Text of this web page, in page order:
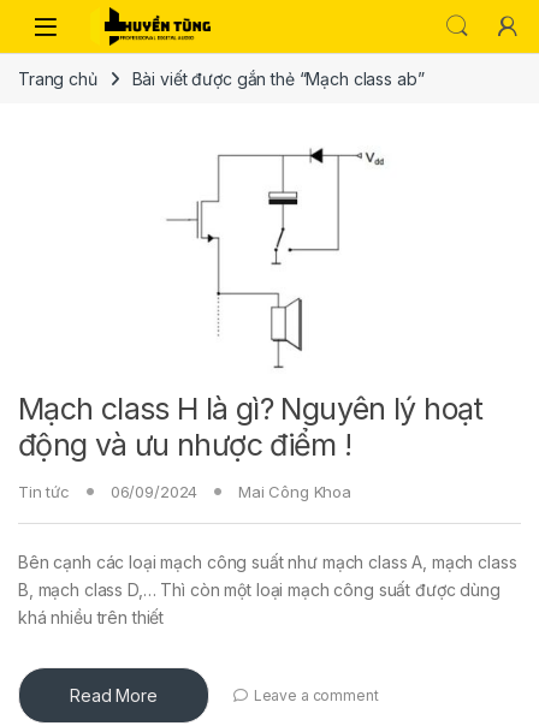
Trang chủ Bài viết được gắn thẻ “Mạch class ab”
Mạch class H là gì? Nguyên lý hoạt
động và ưu nhược điểm !
Tin tức 06/09/2024 Mai Công Khoa
Bên cạnh các loại mạch công suất như mạch class A, mạch class
B, mạch class D,… Thì còn một loại mạch công suất được dùng
khá nhiều trên thiết
Read More Leave a comment